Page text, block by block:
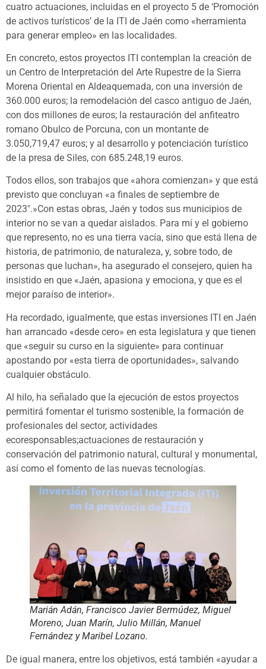
cuatro actuaciones, incluidas en el proyecto 5 de ‘Promoción
de activos turísticos’ de la ITI de Jaén como «herramienta
para generar empleo» en las localidades.
En concreto, estos proyectos ITI contemplan la creación de
un Centro de Interpretación del Arte Rupestre de la Sierra
Morena Oriental en Aldeaquemada, con una inversión de
360.000 euros; la remodelación del casco antiguo de Jaén,
con dos millones de euros; la restauración del anfiteatro
romano Obulco de Porcuna, con un montante de
3.050,719,47 euros; y al desarrollo y potenciación turístico
de la presa de Siles, con 685.248,19 euros.
Todos ellos, son trabajos que «ahora comienzan» y que está
previsto que concluyan «a finales de septiembre de
2023″.»Con estas obras, Jaén y todos sus municipios de
interior no se van a quedar aislados. Para mí y el gobierno
que represento, no es una tierra vacía, sino que está llena de
historia, de patrimonio, de naturaleza, y, sobre todo, de
personas que luchan», ha asegurado el consejero, quien ha
insistido en que «Jaén, apasiona y emociona, y que es el
mejor paraíso de interior».
Ha recordado, igualmente, que estas inversiones ITI en Jaén
han arrancado «desde cero» en esta legislatura y que tienen
que «seguir su curso en la siguiente» para continuar
apostando por «esta tierra de oportunidades», salvando
cualquier obstáculo.
Al hilo, ha señalado que la ejecución de estos proyectos
permitirá fomentar el turismo sostenible, la formación de
profesionales del sector, actividades
ecoresponsables;actuaciones de restauración y
conservación del patrimonio natural, cultural y monumental,
así como el fomento de las nuevas tecnologías.
Marián Adán, Francisco Javier Bermúdez, Miguel
Moreno, Juan Marín, Julio Millán, Manuel
Fernández y Maribel Lozano.
De igual manera, entre los objetivos, está también «ayudar a